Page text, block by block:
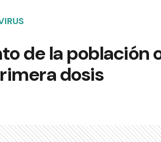
de la población
dosis